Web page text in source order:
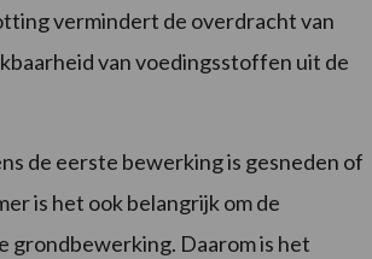
vermindert de overdracht van
van voedingsstoffen uit de
de eerste bewerking is gesneden of
is het ook belangrijk om de
grondbewerking. Daarom is het